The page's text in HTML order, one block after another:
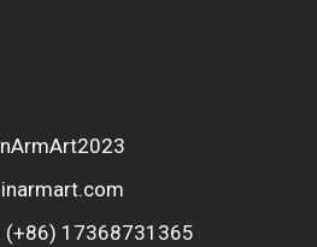
(+86) 17368731365